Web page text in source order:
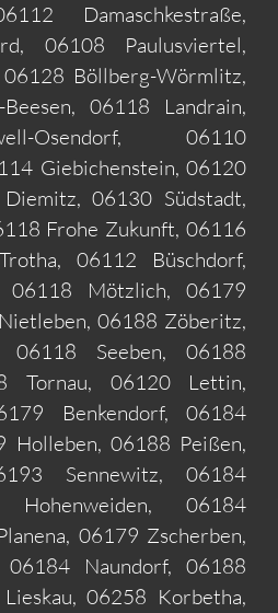
Damaschkestraße,
06108 Paulusviertel,
Böllberg-Wörmlitz,
06118 Landrain,
Osendorf, 06110
Giebichenstein, 06120
06130 Südstadt,
Frohe Zukunft, 06116
06112 Büschdorf,
06118 Mötzlich, 06179
06188 Zöberitz,
06118 Seeben, 06188
Tornau, 06120 Lettin,
Benkendorf, 06184
Holleben, 06188 Peißen,
Sennewitz, 06184
06184
06179 Zscherben,
Naundorf, 06188
06258 Korbetha,